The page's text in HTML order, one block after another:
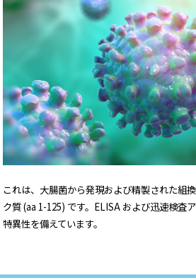
これは、大腸菌から発現および精製された組
ク質 (aa 1-125) です。ELISA および迅速検査
特異性を備えています。